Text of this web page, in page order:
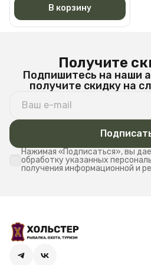
В корзину
Получите
Подпишитесь на наши
получите скидку на
Нажимая «Подписаться», вы
обработку указанных
получения информационной и